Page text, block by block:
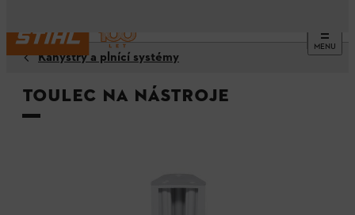
MENU
Kanystry a plnící systémy
Toulec na nástroje